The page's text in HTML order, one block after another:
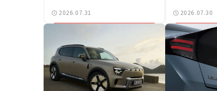
2026.07.31
ース】
2026.07.30